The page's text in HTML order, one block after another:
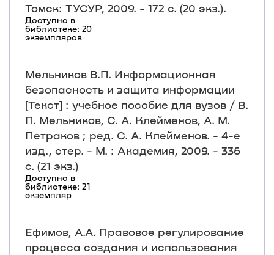
Томск: ТУСУР, 2009. - 172 с. (20 экз.).
Доступно в
библиотеке: 20
экземпляров
Мельников В.П. Информационная
безопасность и защита информации
[Текст] : учебное пособие для вузов / В.
П. Мельников, С. А. Клейменов, А. М.
Петраков ; ред. С. А. Клейменов. - 4-е
изд., стер. - М. : Академия, 2009. - 336
с. (21 экз.)
Доступно в
библиотеке: 21
экземпляр
Ефимов, А.А. Правовое регулирование
процесса создания и использования